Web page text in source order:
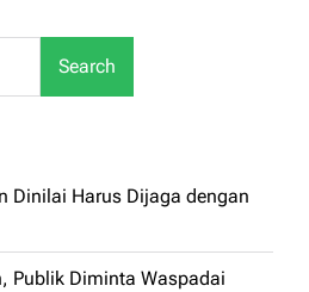
Search
Dinilai Harus Dijaga dengan
Publik Diminta Waspadai